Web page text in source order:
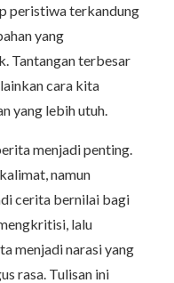
peristiwa terkandung
yang
Tantangan terbesar
cara kita
yang lebih utuh.
menjadi penting.
namun
cerita bernilai bagi
lalu
menjadi narasi yang
rasa. Tulisan ini